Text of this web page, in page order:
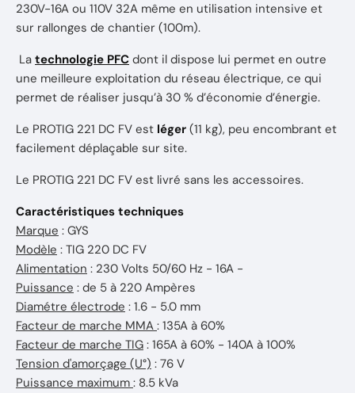
230V-16A ou 110V 32A même en utilisation intensive et
sur rallonges de chantier (100m).
La technologie PFC dont il dispose lui permet en outre
une meilleure exploitation du réseau électrique, ce qui
permet de réaliser jusqu’à 30 % d’économie d’énergie.
Le PROTIG 221 DC FV est léger (11 kg), peu encombrant et
facilement déplaçable sur site.
Le PROTIG 221 DC FV est livré sans les accessoires.
Caractéristiques techniques
Marque : GYS
Modèle : TIG 220 DC FV
Alimentation : 230 Volts 50/60 Hz - 16A -
Puissance : de 5 à 220 Ampères
Diamétre électrode : 1.6 - 5.0 mm
Facteur de marche MMA : 135A à 60%
Facteur de marche TIG : 165A à 60% - 140A à 100%
Tension d'amorçage (U°) : 76 V
Puissance maximum : 8.5 kVa